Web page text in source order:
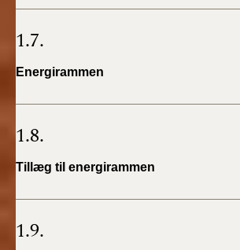
1.7.
Energirammen
1.8.
Tillæg til energirammen
1.9.